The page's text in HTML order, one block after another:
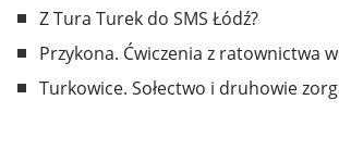
Z Tura Turek do SMS Łódź?
Przykona. Ćwiczenia z ratownictwa
Turkowice. Sołectwo i druhowie